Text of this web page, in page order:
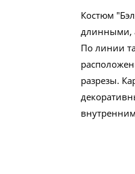
Костюм
длинными,
По линии
разрезы.